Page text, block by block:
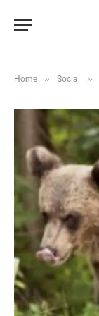
Home » Social »